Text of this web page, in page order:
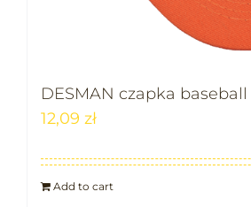
DESMAN czapka baseball
12,09 zł
Add to cart